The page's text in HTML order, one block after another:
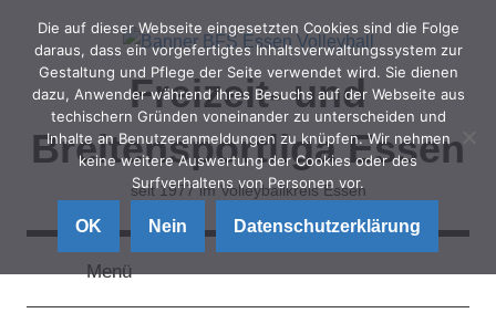
Inhalt
springen
Freizeit- und
Breitensportliga Essen
seit 1977 im Volleyballkreis Essen
Menü
Die auf dieser Webseite eingesetzten Cookies sind die Folge
daraus, dass ein vorgefertigtes Inhaltsverwaltungssystem zur
Gestaltung und Pflege der Seite verwendet wird. Sie dienen
dazu, Anwender während ihres Besuchs auf der Webseite aus
techischern Gründen voneinander zu unterscheiden und
Inhalte an Benutzeranmeldungen zu knüpfen. Wir nehmen
keine weitere Auswertung der Cookies oder des
Surfverhaltens von Personen vor.
OK Nein Datenschutzerklärung